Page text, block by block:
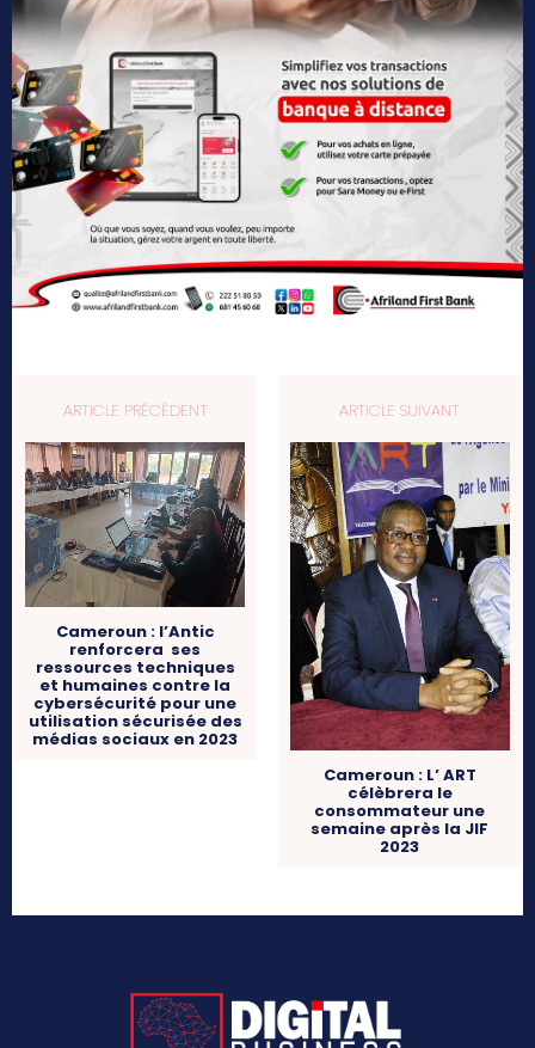
ARTICLE PRÉCÉDENT
Cameroun : l’Antic
renforcera ses
ressources techniques
et humaines contre la
cybersécurité pour une
utilisation sécurisée des
médias sociaux en 2023
ARTICLE SUIVANT
Cameroun : L’ ART
célèbrera le
consommateur une
semaine après la JIF
2023